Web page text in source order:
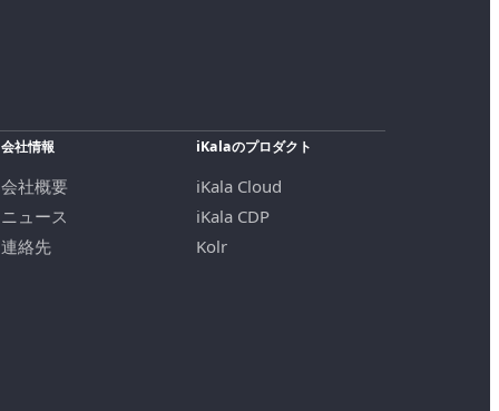
会社情報
会社概要
ニュース
連絡先
iKalaのプロダクト
iKala Cloud
iKala CDP
Kolr